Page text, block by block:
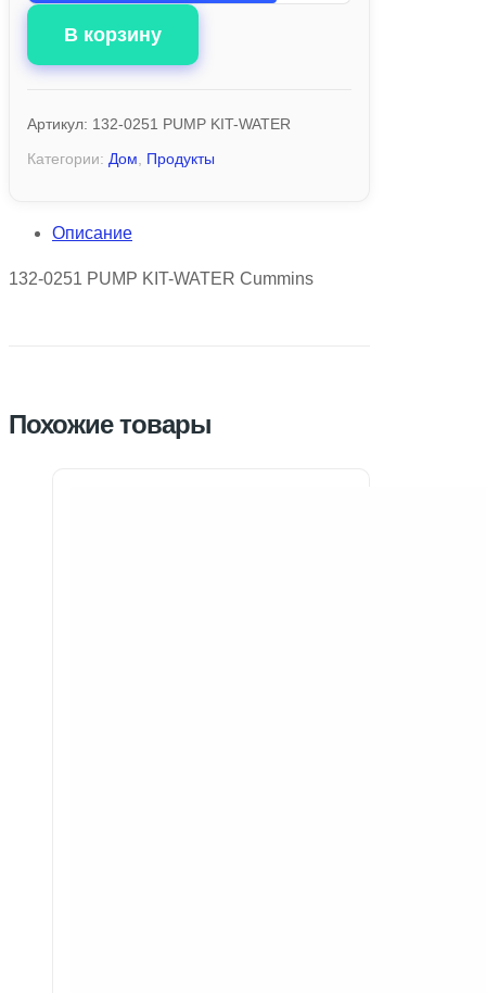
В корзину
Артикул: 132-0251 PUMP KIT-WATER
Категории: Дом Продукты
Описание
132-0251 PUMP KIT-WATER Cummins
Похожие товары